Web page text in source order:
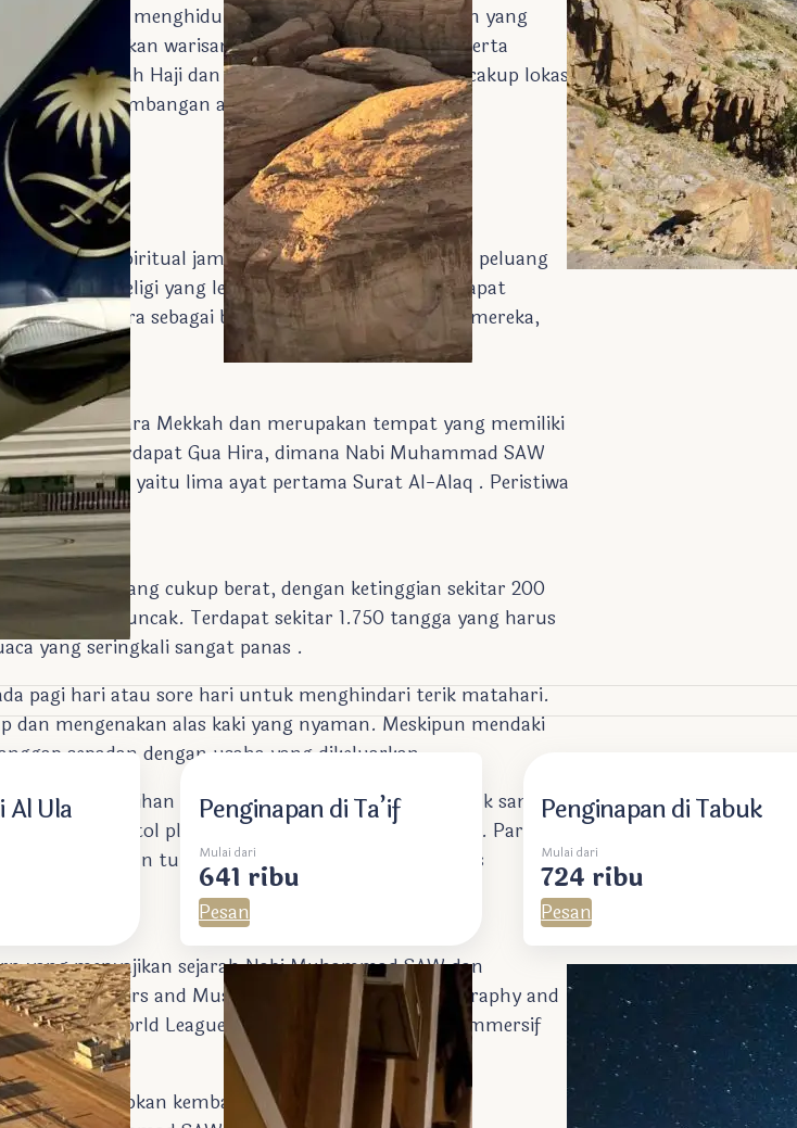
Al Ula Penginapan di Ta’if
Mulai dari
641 ribu
Pesan
Penginapan di Tabuk
Mulai dari
724 ribu
Pesan
untuk menghidupkan kembali 64 situs sejarah yang
melestarikan warisan budaya dan sejarah Islam serta
bagi jamaah Haji dan Umroh. Situs-situs ini mencakup lokasi
dan perkembangan awal Islam.
spiritual jamaah tetapi juga menciptakan peluang
wisata religi yang lebih beragam. Jamaah kini dapat
dan Gua Hira sebagai bagian dari itinerary Umroh mereka,
di utara Mekkah dan merupakan tempat yang memiliki
terdapat Gua Hira, dimana Nabi Muhammad SAW
Jibril, yaitu lima ayat pertama Surat Al-Alaq . Peristiwa
usaha yang cukup berat, dengan ketinggian sekitar 200
mencapai puncak. Terdapat sekitar 1.750 tangga yang harus
yang seringkali sangat panas .
pagi hari atau sore hari untuk menghindari terik matahari.
dan mengenakan alas kaki yang nyaman. Meskipun mendaki
sepadan dengan usaha yang dikeluarkan .
hal kebersihan dan kelestarian lingkungan. Banyak sampah
dan botol plastik, yang mengotori area sekitar. Para
dan turut serta menjaga kebersihan situs
yang menyajikan sejarah Nabi Muhammad SAW dan
Fairs and Museums of the Prophet’s Biography and
Muslim World League menawarkan pengalaman immersif
.
menghidupkan kembali sejarah Islam, termasuk: